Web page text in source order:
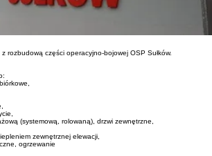
rozbudową części operacyjno-bojowej OSP Sułków.
(systemową, rolowaną), drzwi zewnętrzne,
zewnętrznej elewacji,
ogrzewanie